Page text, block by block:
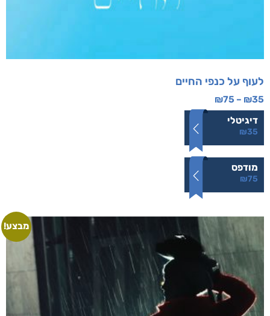
לעוף על כנפי החיים
₪35
–
₪75
דיגיטלי
₪35
מודפס
₪75
מבצע!